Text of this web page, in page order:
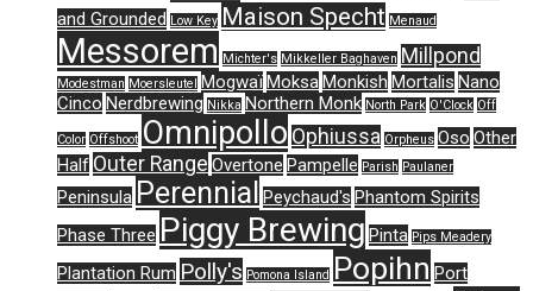
and Grounded Low Key Maison Specht Menaud
Messorem Michter's Mikkeller Baghaven Millpond
Modestman Moersleutel MogwaïMoksaMonkish Mortalis Nano
Cinco Nerdbrewing Nikka Northern Monk North Park O'Clock Off
Color Offshoot Omnipollo Ophiussa Orpheus Oso Other
Half Outer Range Overtone Pampelle Parish Paulaner
Peninsula Perennial Peychaud's Phantom Spirits
Phase Three Piggy Brewing Pinta Pips Meadery
Plantation Rum Polly's Pomona Island Popihn Port